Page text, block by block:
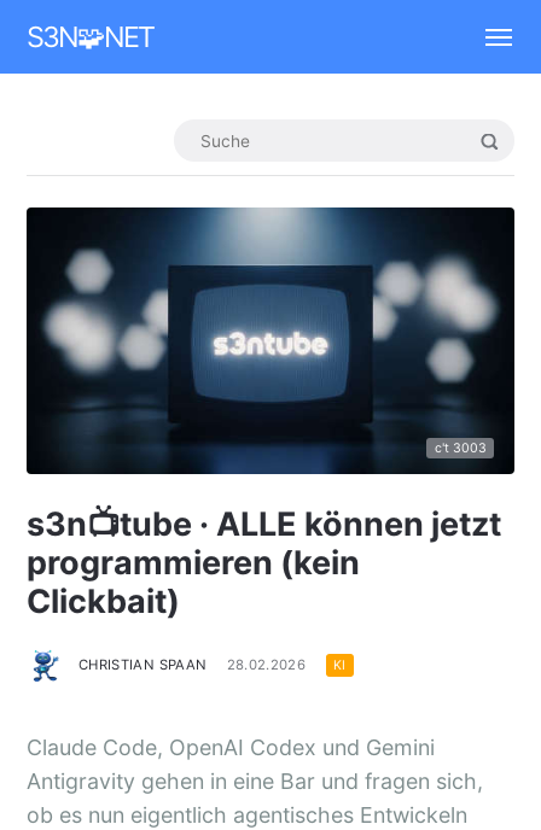
S3N🧩NET
c't 3003
s3n📺tube · ALLE können jetzt
programmieren (kein
Clickbait)
CHRISTIAN SPAAN 28.02.2026 KI
Claude Code, OpenAI Codex und Gemini
Antigravity gehen in eine Bar und fragen sich,
ob es nun eigentlich agentisches Entwickeln